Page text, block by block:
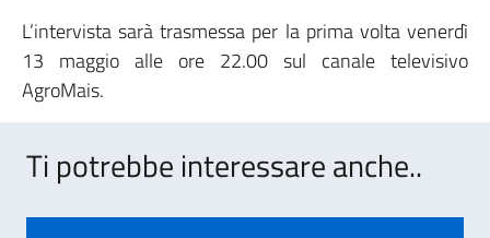
L’intervista sarà trasmessa per la prima volta venerdì
13 maggio alle ore 22.00 sul canale televisivo
AgroMais.
Ti potrebbe interessare anche..